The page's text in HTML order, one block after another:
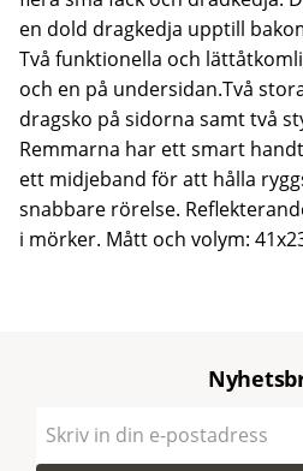
en dold dragkedja upptill
Två funktionella och
och en på undersidan.Två
dragsko på sidorna samt två
Remmarna har ett smart
ett midjeband för att hålla
snabbare rörelse.
i mörker. Mått och volym: